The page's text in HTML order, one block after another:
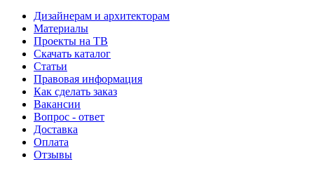
Дизайнерам и архитекторам
Материалы
Проекты на ТВ
Скачать каталог
Статьи
Правовая информация
Как сделать заказ
Вакансии
Вопрос - ответ
Доставка
Оплата
Отзывы